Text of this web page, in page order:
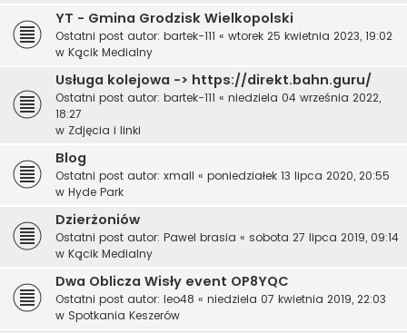
YT - Gmina Grodzisk Wielkopolski
Ostatni post autor: bartek-111 « wtorek 25 kwietnia 2023, 19:02
w Kącik Medialny
Usługa kolejowa -> https://direkt.bahn.guru/
Ostatni post autor: bartek-111 « niedziela 04 września 2022,
18:27
w Zdjęcia i linki
Blog
Ostatni post autor: xmall « poniedziałek 13 lipca 2020, 20:55
w Hyde Park
Dzierżoniów
Ostatni post autor: Pawel brasia « sobota 27 lipca 2019, 09:14
w Kącik Medialny
Dwa Oblicza Wisły event OP8YQC
Ostatni post autor: leo48 « niedziela 07 kwietnia 2019, 22:03
w Spotkania Keszerów